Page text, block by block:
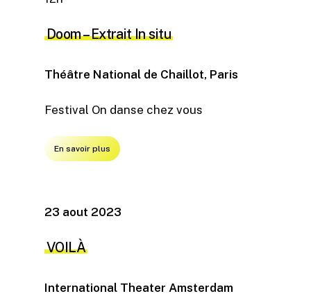
Doom – Extrait In situ
Théâtre National de Chaillot, Paris
Festival On danse chez vous
En savoir plus
23 aout 2023
VOILÀ
International Theater Amsterdam